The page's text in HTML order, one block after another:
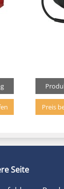
Preis
Seite